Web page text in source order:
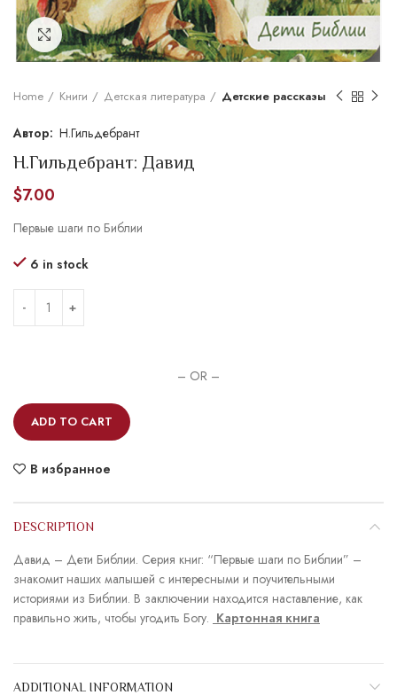
Увеличить
Home Книги Детская литература Детские рассказы
Н.Гильдебрант
Н.Гильдебрант: Давид
$7.00
Первые шаги по Библии
6 in stock
– OR –
ADD TO CART
В избранное
DESCRIPTION
Давид – Дети Библии. Серия книг: “Первые шаги по Библии” –
знакомит наших малышей с интересными и поучительными
историями из Библии. В заключении находится наставление, как
правильно жить, чтобы угодить Богу. Картонная книга
ADDITIONAL INFORMATION